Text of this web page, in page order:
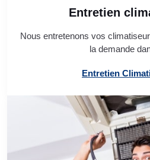
Entretien
Nous entretenons vos
la demande
Entretien